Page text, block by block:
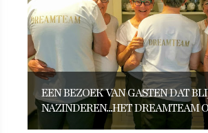
EEN BEZOEK VAN GASTEN DAT
NAZINDEREN...HET DREAMTEAM